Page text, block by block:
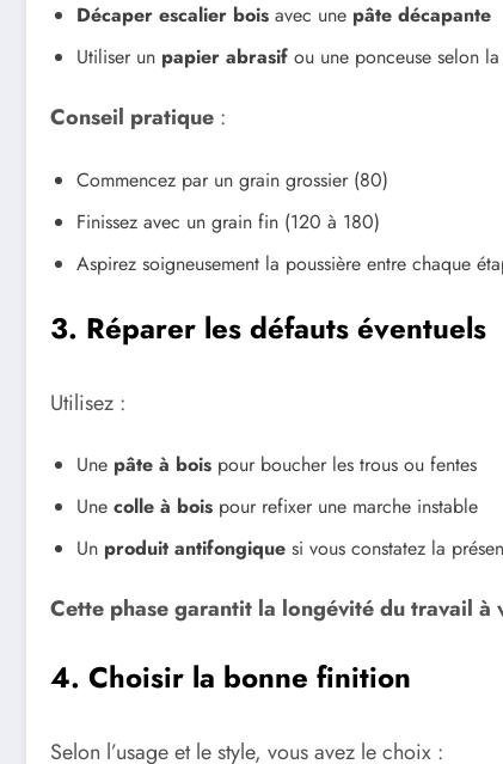
Décaper escalier bois avec une pâte décapante
Utiliser un papier abrasif ou une ponceuse selon
Conseil pratique :
Commencez par un grain grossier (80)
Finissez avec un grain fin (120 à 180)
Aspirez soigneusement la poussière entre chaque
3. Réparer les défauts éventuels
Utilisez :
Une pâte à bois pour boucher les trous ou fentes
Une colle à bois pour refixer une marche instable
Un produit antifongique si vous constatez la
Cette phase garantit la longévité du travail à
4. Choisir la bonne finition
Selon l’usage et le style, vous avez le choix :